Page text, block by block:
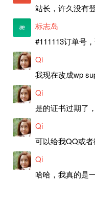
标志岛
#111113订单号
Qi
我现在改成wp
Qi
Qi
Qi
哈哈，我真的是